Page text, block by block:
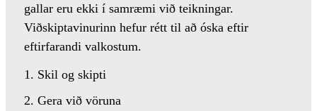
gallar eru ekki í samræmi við teikningar.
Viðskiptavinurinn hefur rétt til að óska ​​eftir
eftirfarandi valkostum.
1. Skil og skipti
2. Gera við vöruna